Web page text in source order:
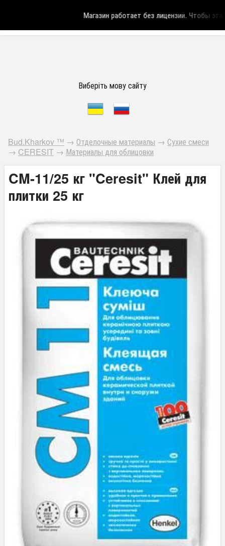
Магазин работает без лицензии.Чтобы эта
Виберіть мову сайту
Bud.Kharkov ™ → Отделочные материалы → Сухие смеси
→ CERESIT → Материалы для облицовки
CM-11/25 кг "Ceresit" Клей для
плитки 25 кг